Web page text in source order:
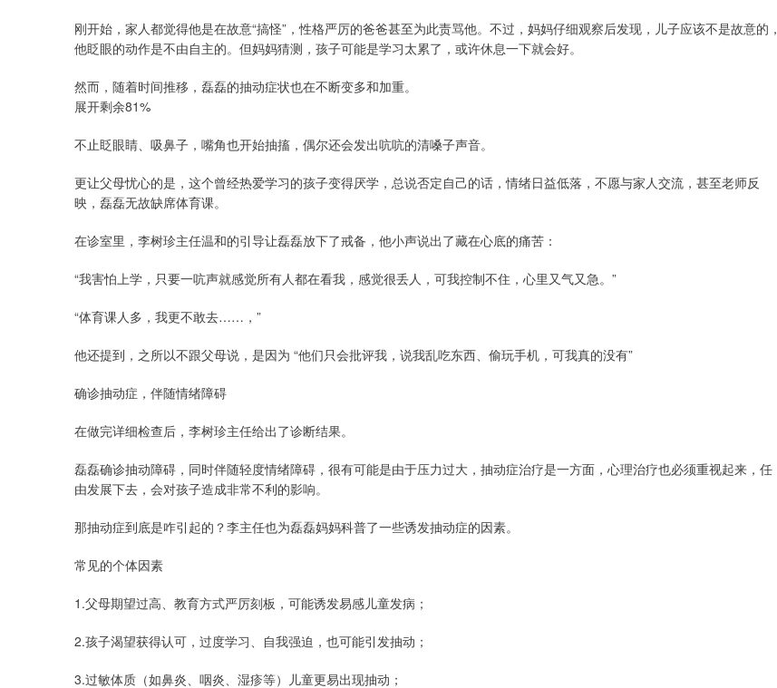
刚开始，家人都觉得他是在故意“搞怪”，性格严厉的爸爸甚至为此责骂他。不过，妈妈仔细观察后发现，儿子应该不是故意的，
他眨眼的动作是不由自主的。但妈妈猜测，孩子可能是学习太累了，或许休息一下就会好。
然而，随着时间推移，磊磊的抽动症状也在不断变多和加重。
展开剩余81%
不止眨眼睛、吸鼻子，嘴角也开始抽搐，偶尔还会发出吭吭的清嗓子声音。
更让父母忧心的是，这个曾经热爱学习的孩子变得厌学，总说否定自己的话，情绪日益低落，不愿与家人交流，甚至老师反
映，磊磊无故缺席体育课。
在诊室里，李树珍主任温和的引导让磊磊放下了戒备，他小声说出了藏在心底的痛苦：
“我害怕上学，只要一吭声就感觉所有人都在看我，感觉很丢人，可我控制不住，心里又气又急。”
“体育课人多，我更不敢去……，”
他还提到，之所以不跟父母说，是因为 “他们只会批评我，说我乱吃东西、偷玩手机，可我真的没有”
确诊抽动症，伴随情绪障碍
在做完详细检查后，李树珍主任给出了诊断结果。
磊磊确诊抽动障碍，同时伴随轻度情绪障碍，很有可能是由于压力过大，抽动症治疗是一方面，心理治疗也必须重视起来，任
由发展下去，会对孩子造成非常不利的影响。
那抽动症到底是咋引起的？李主任也为磊磊妈妈科普了一些诱发抽动症的因素。
常见的个体因素
1.父母期望过高、教育方式严厉刻板，可能诱发易感儿童发病；
2.孩子渴望获得认可，过度学习、自我强迫，也可能引发抽动；
3.过敏体质（如鼻炎、咽炎、湿疹等）儿童更易出现抽动；